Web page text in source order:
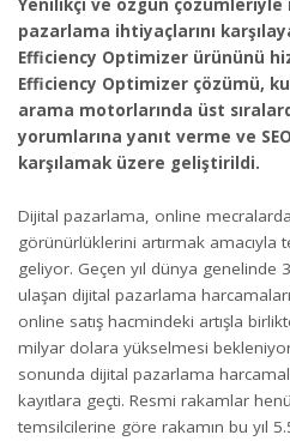
Yenilikçi ve özgün
pazarlama ihtiyaçlarını
Efficiency Optimizer ürününü
Efficiency Optimizer çözümü,
arama motorlarında üst
yorumlarına yanıt verme ve
karşılamak üzere geliştirildi.
Dijital pazarlama, online
görünürlüklerini artırmak amacıyla
geliyor. Geçen yıl dünya
ulaşan dijital pazarlama
online satış hacmindeki artışla
milyar dolara yükselmesi bekleniyor.
sonunda dijital pazarlama
kayıtlara geçti. Resmi rakamlar
temsilcilerine göre rakamın bu yıl